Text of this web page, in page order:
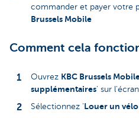
commander et payer votre
Brussels Mobile
Comment cela
Ouvrez KBC Brussels
supplémentaires' sur
Sélectionnez 'Louer un